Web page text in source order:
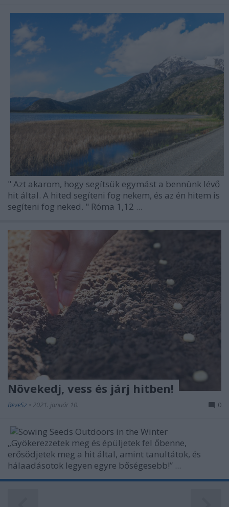
" Azt akarom, hogy segítsük egymást a bennünk lévő
hit által. A hited segíteni fog nekem, és az én hitem is
segíteni fog neked. " Róma 1,12 ...
Növekedj, vess és járj hitben!
ReveSz • 2021. január 10. 0
„Gyökerezzetek meg és épüljetek fel őbenne,
erősödjetek meg a hit által, amint tanultátok, és
hálaadásotok legyen egyre bőségesebb!” ...